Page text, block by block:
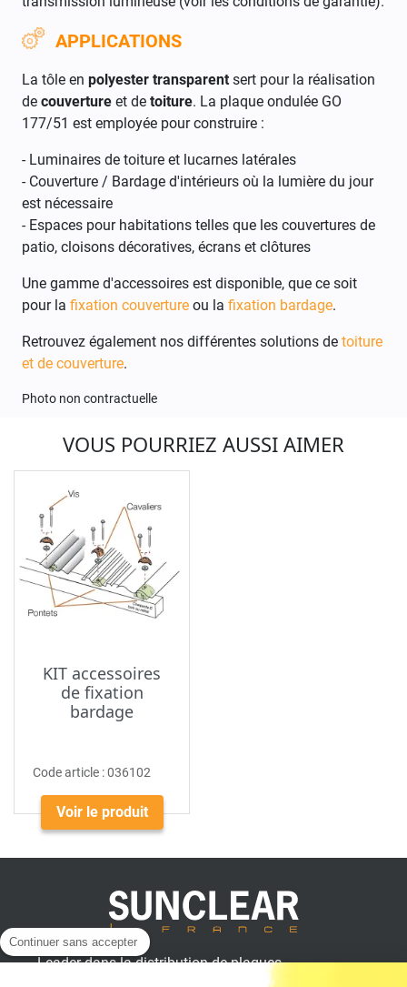
APPLICATIONS
La tôle en polyester transparent sert pour la réalisation
de couverture et de toiture. La plaque ondulée GO
177/51 est employée pour construire :
- Luminaires de toiture et lucarnes latérales
- Couverture / Bardage d'intérieurs où la lumière du jour
est nécessaire
- Espaces pour habitations telles que les couvertures de
patio, cloisons décoratives, écrans et clôtures
Une gamme d'accessoires est disponible, que ce soit
pour la fixation couverture ou la fixation bardage.
Retrouvez également nos différentes solutions de toiture
et de couverture.
Photo non contractuelle
VOUS POURRIEZ AUSSI AIMER
KIT accessoires
de fixation
bardage
Code article :036102
Voir le produit
Leader dans la distribution de plaques
Continuer sans accepter